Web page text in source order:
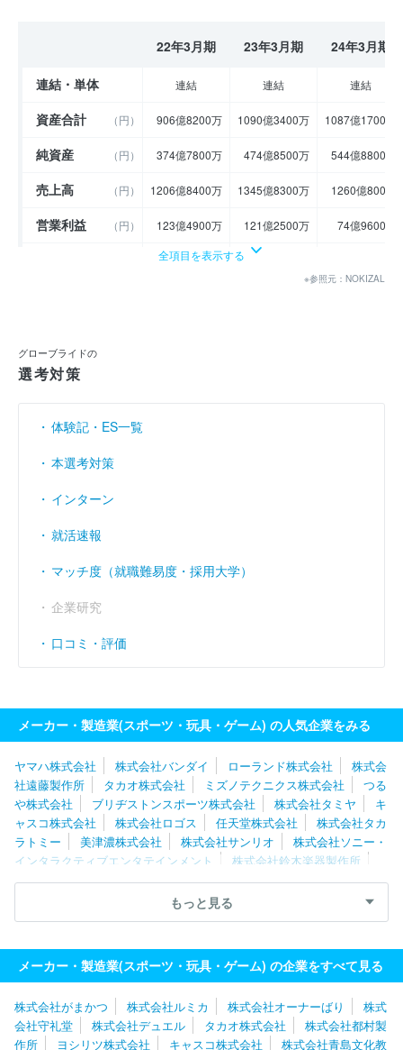
22年3月期 23年3月期 24年3月期
連結・単体 連結 連結 連結
資産合計 （円） 906億8200万 1090億3400万 1087億1700万
純資産 （円） 374億7800万 474億8500万 544億8800万
売上高 （円） 1206億8400万 1345億8300万 1260億800万
営業利益 （円） 123億4900万 121億2500万 74億9600万
129億9700万
売上伸び率
営業利益率 （％） 10.23 9.01 5.95
経常利益率 （％）
全項目を表示する
※参照元：NOKIZAL
グローブライドの
選考対策
体験記・ES一覧
本選考対策
インターン
就活速報
マッチ度（就職難易度・採用大学）
企業研究
口コミ・評価
メーカー・製造業(スポーツ・玩具・ゲーム) の人気企業をみる
ヤマハ株式会社 株式会社バンダイ ローランド株式会社
株式会
社遠藤製作所
タカオ株式会社 ミズノテクニクス株式会社
つる
や株式会社
ブリヂストンスポーツ株式会社 株式会社タミヤ
キ
ャスコ株式会社
株式会社ロゴス 任天堂株式会社
株式会社タカ
ラトミー
美津濃株式会社 株式会社サンリオ
株式会社ソニー・
インタラクティブエンタテインメント
株式会社鈴木楽器製作所
株式会社ナナミ
セノー株式会社 株式会社ハート
メガバス株
有限会社トータル・ケア・システム
株式会社都村製作所
社
ヨシリツ株式会社
もっと見る
メーカー・製造業(スポーツ・玩具・ゲーム) の企業をすべて見る
株式会社がまかつ 株式会社ルミカ 株式会社オーナーばり
株式
会社守礼堂
株式会社デュエル タカオ株式会社
株式会社都村製
作所
ヨシリツ株式会社 キャスコ株式会社 株式会社青島文化教